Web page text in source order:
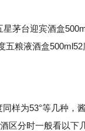
台迎宾酒盒
粮液酒盒
样为53°等几种，
区分时一般看以下